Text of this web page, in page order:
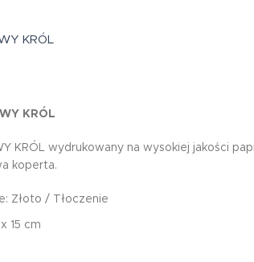
7,99zł
Karty EDU
KRÓL
KRÓL
KRÓL wydrukowany na wysokiej jakości
koperta.
Złoto / Tłoczenie
15 cm